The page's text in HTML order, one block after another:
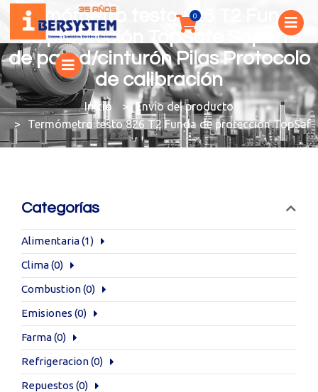
Termómetro testo 826 T2 Funda
de protección TopSafe Soporte
de pared/cinturón Pilas Protocolo
de calibración
You are here:
Envío del producto
Termómetro testo 826 T2 Funda de protección
Categorías
Alimentaria(1)
Clima(0)
Combustion(0)
Emisiones (0)
Farma(0)
Refrigeracion(0)
Repuestos (0)